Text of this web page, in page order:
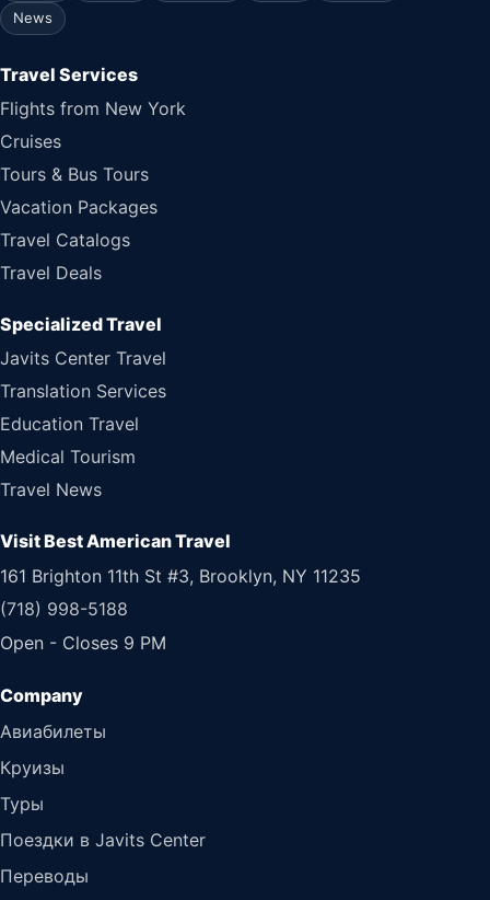
News
Travel Services
Flights from New York
Cruises
Tours & Bus Tours
Vacation Packages
Travel Catalogs
Travel Deals
Specialized Travel
Javits Center Travel
Translation Services
Education Travel
Medical Tourism
Travel News
Visit Best American Travel
161 Brighton 11th St #3, Brooklyn, NY 11235
(718) 998-5188
Open - Closes 9 PM
Авиабилеты
Круизы
Туры
Поездки в Javits Center
Переводы